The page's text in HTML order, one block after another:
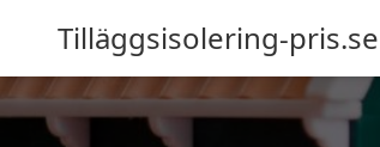
Tilläggsisolering-pris.se